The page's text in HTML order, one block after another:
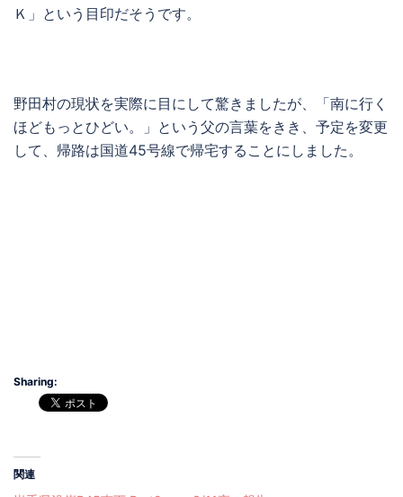
Ｋ」という目印だそうです。
野田村の現状を実際に目にして驚きましたが、「南に行く
ほどもっとひどい。」という父の言葉をきき、予定を変更
して、帰路は国道45号線で帰宅することにしました。
Sharing:
関連